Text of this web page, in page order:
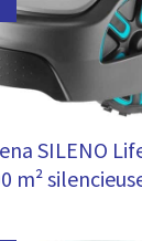
SILENO
m²